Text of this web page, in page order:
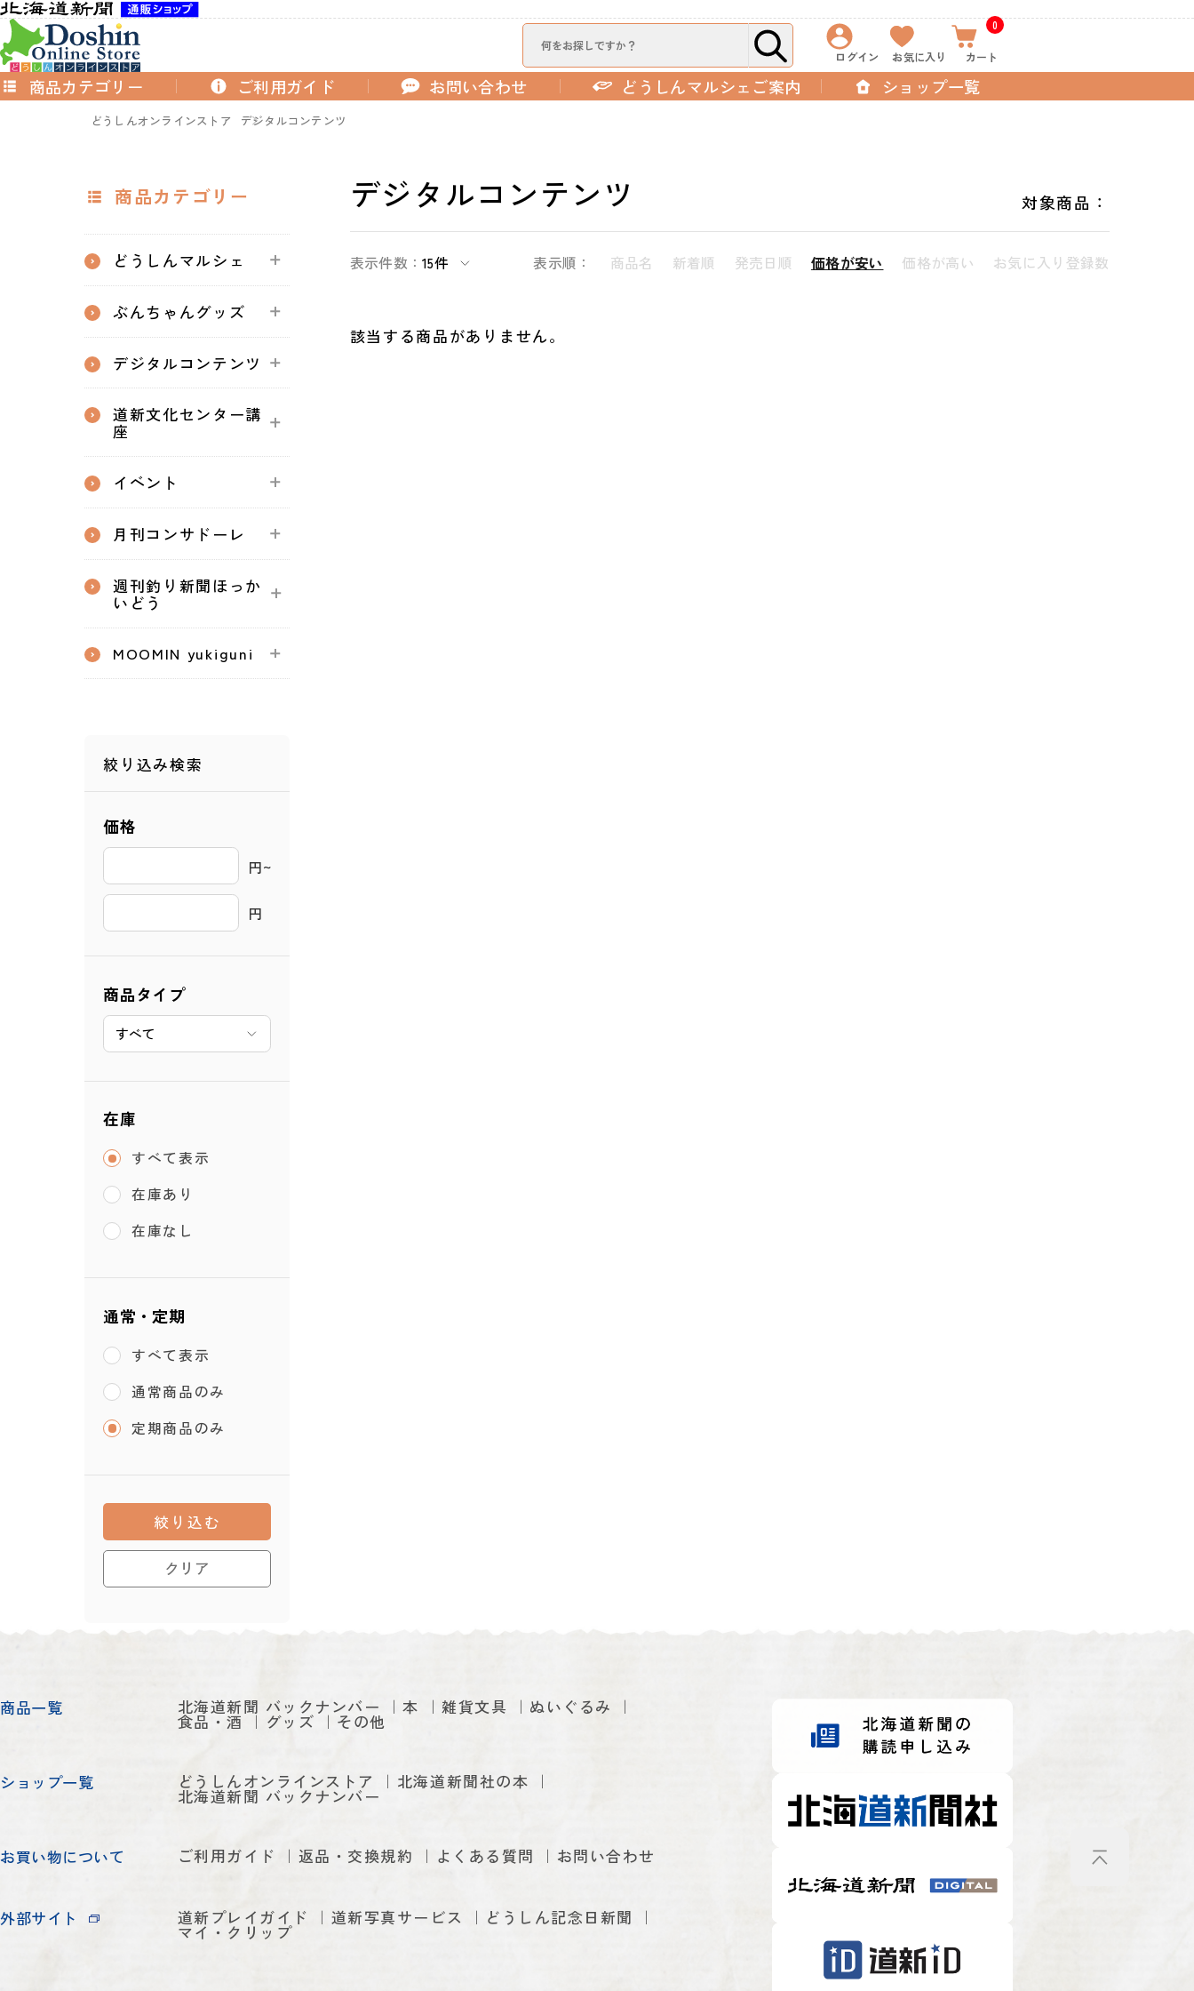
ログイン お気に入り
0
カート
商品カテゴリー ショップ一覧
ご利用ガイド お問い合わせ どうしんマルシェご案内
どうしんオンラインストア デジタルコンテンツ
商品カテゴリー
どうしんマルシェ
ぶんちゃんグッズ
デジタルコンテンツ
道新文化センター講
座
イベント
月刊コンサドーレ
週刊釣り新聞ほっか
いどう
MOOMIN yukiguni
絞り込み検索
価格
円~
円
商品タイプ
在庫
すべて表示
在庫あり
在庫なし
通常・定期
すべて表示
通常商品のみ
定期商品のみ
クリア
絞り込む
デジタルコンテンツ 対象商品：
表示件数：15件 表示順： 商品名 新着順 発売日順 価格が安い 価格が高い お気に入り登録数
該当する商品がありません。
商品一覧 北海道新聞 バックナンバー 本 雑貨文具 ぬいぐるみ
食品・酒 グッズ その他
ショップ一覧 どうしんオンラインストア 北海道新聞社の本
北海道新聞 バックナンバー
お買い物について ご利用ガイド 返品・交換規約 よくある質問 お問い合わせ
外部サイト 道新プレイガイド 道新写真サービス どうしん記念日新聞
マイ・クリップ